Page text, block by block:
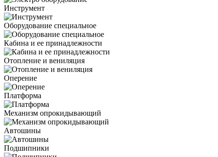
Инструмент
Оборудование специальное
Кабина и ее принадлежности
Отопление и вениляция
Оперение
Платформа
Механизм опрокидывающий
Автошины
Подшипники